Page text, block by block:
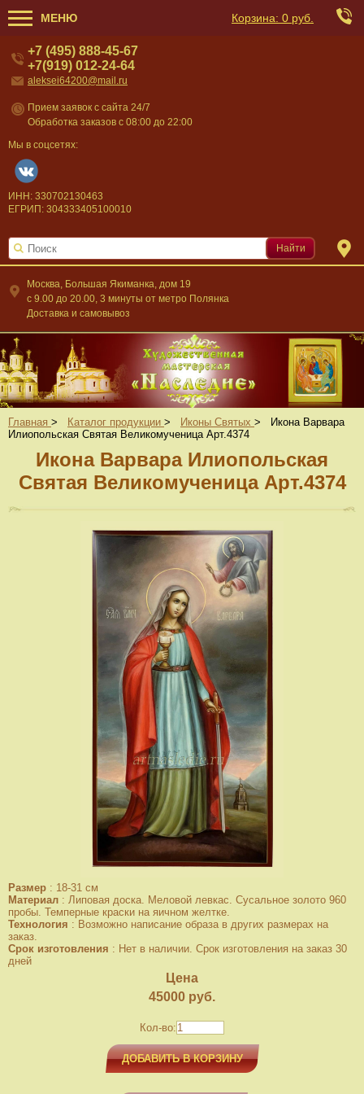
МЕНЮ Корзина: 0 руб.
Москва, Большая Якиманка, дом 19
c 9.00 до 20.00, 3 минуты от метро Полянка
Доставка и самовывоз
+7 (495) 888-45-67
+7(919) 012-24-64
aleksei64200@mail.ru
Прием заявок с сайта 24/7
Обработка заказов с 08:00 до 22:00
Мы в соцсетях:
ИНН: 330702130463
ЕГРИП: 304333405100010
Найти
Главная > Каталог продукции > Иконы Святых >
Икона Варвара
Илиопольская Святая Великомученица Арт.4374
Икона Варвара Илиопольская
Святая Великомученица Арт.4374
Размер : 18-31 см
Материал : Липовая доска. Меловой левкас. Сусальное золото 960
пробы. Темперные краски на яичном желтке.
Технология : Возможно написание образа в других размерах на
заказ.
Срок изготовления : Нет в наличии. Срок изготовления на заказ 30
дней
Цена
45000 руб.
Кол-во:
ДОБАВИТЬ В КОРЗИНУ